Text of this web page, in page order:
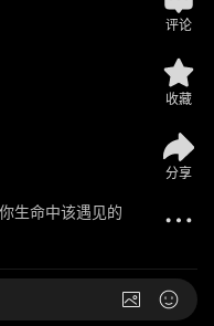
生命中该遇见的
评论
收藏
分享